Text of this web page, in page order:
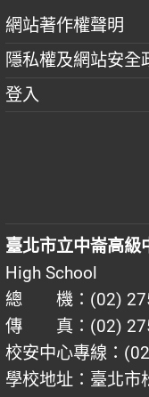
網站著作權聲明
隱私權及網站安全
登入
臺北市立中崙高級
High School
總 機：(02)
傳 真：(02)
校安中心專線：
學校地址：臺北市